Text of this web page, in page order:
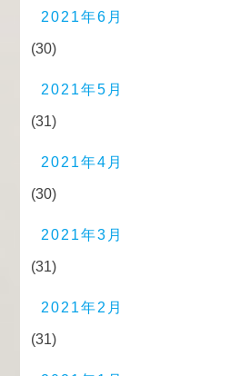
2021年6月
(30)
2021年5月
(31)
2021年4月
(30)
2021年3月
(31)
2021年2月
(31)